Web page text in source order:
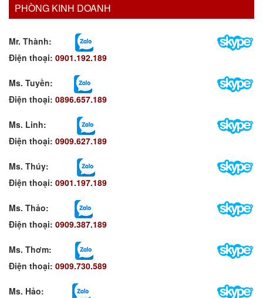
PHÒNG KINH DOANH
Mr. Thành:
Điện thoại: 0901.192.189
Ms. Tuyền:
Điện thoại: 0896.657.189
Ms. Linh:
Điện thoại: 0909.627.189
Ms. Thúy:
Điện thoại: 0901.197.189
Ms. Thảo:
Điện thoại: 0909.387.189
Ms. Thơm:
Điện thoại: 0909.730.589
Ms. Hảo: